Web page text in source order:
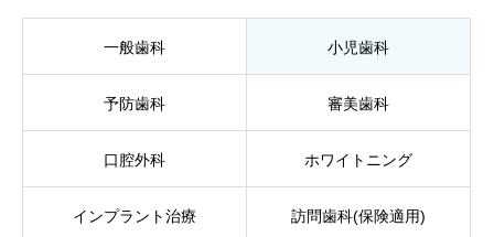
一般歯科 小児歯科
予防歯科 審美歯科
口腔外科 ホワイトニング
インプラント治療 訪問歯科(保険適用)